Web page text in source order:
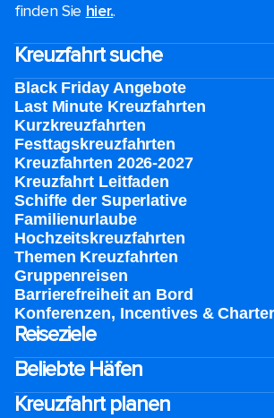
finden Sie hier..
Kreuzfahrt suche
Black Friday Angebote
Last Minute Kreuzfahrten
Kurzkreuzfahrten​
Festtagskreuzfahrten​
Kreuzfahrten 2026-2027
Kreuzfahrt Leitfaden
Schiffe der Superlative
Familienurlaube​
Hochzeitskreuzfahrten
Themen Kreuzfahrten
Gruppenreisen
Barrierefreiheit an Bord​
Konferenzen, Incentives & Charter
Reiseziele
Beliebte Häfen
Kreuzfahrt planen